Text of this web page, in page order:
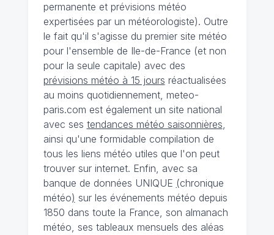
permanente et prévisions météo
expertisées par un météorologiste). Outre
le fait qu'il s'agisse du premier site météo
pour l'ensemble de Ile-de-France (et non
pour la seule capitale) avec des
prévisions météo à 15 jours réactualisées
au moins quotidiennement, meteo-
paris.com est également un site national
avec ses tendances météo saisonnières,
ainsi qu'une formidable compilation de
tous les liens météo utiles que l'on peut
trouver sur internet. Enfin, avec sa
banque de données UNIQUE (chronique
météo) sur les événements météo depuis
1850 dans toute la France, son almanach
météo, ses tableaux mensuels des aléas